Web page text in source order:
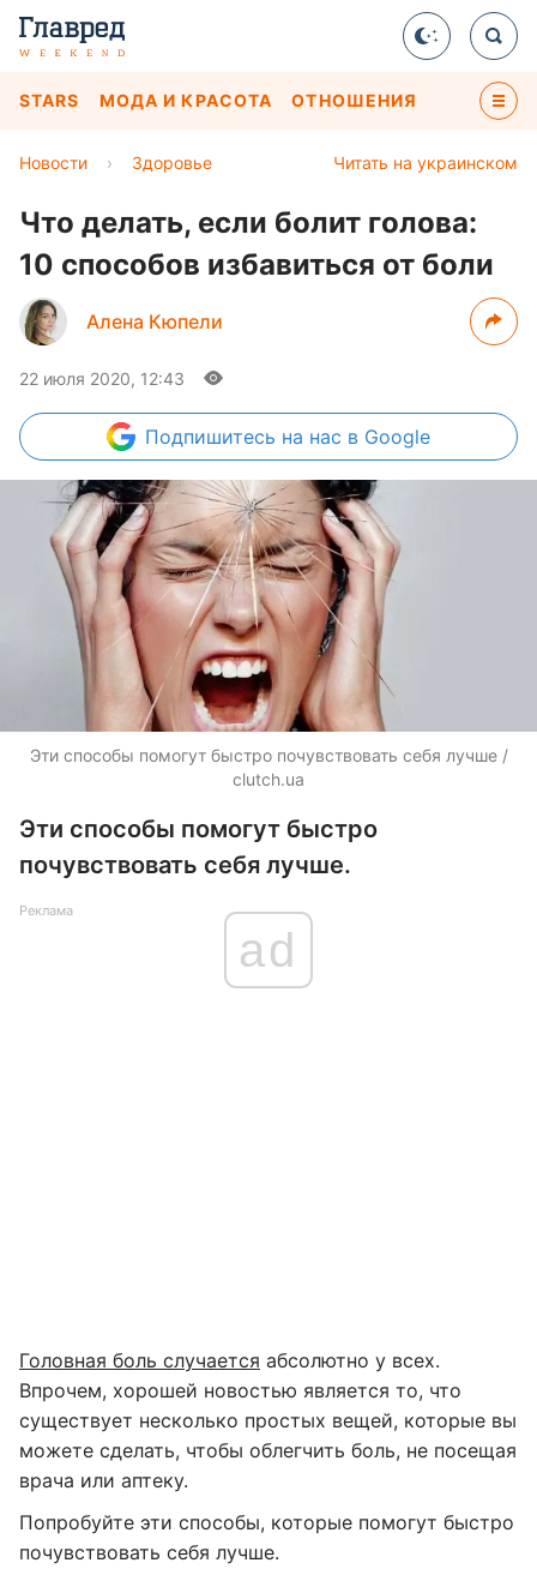
STARS МОДА И КРАСОТА ОТНОШЕНИЯ
Читать на украинском
Новости › Здоровье
Что делать, если болит голова:
10 способов избавиться от боли
Алена Кюпели
22 июля 2020, 12:43
Подпишитесь на нас в Google
Эти способы помогут быстро почувствовать себя лучше /
clutch.ua
Эти способы помогут быстро
почувствовать себя лучше.
Реклама
ad
Головная боль случается абсолютно у всех.
Впрочем, хорошей новостью является то, что
существует несколько простых вещей, которые вы
можете сделать, чтобы облегчить боль, не посещая
врача или аптеку.
Попробуйте эти способы, которые помогут быстро
почувствовать себя лучше.